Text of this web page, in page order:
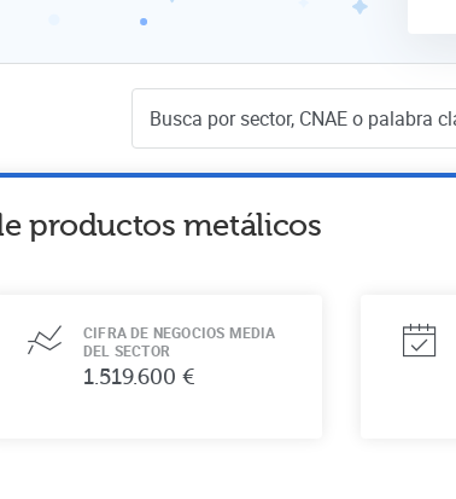
productos metálicos
CIFRA DE NEGOCIOS MEDIA
DEL SECTOR
1.519.600 €